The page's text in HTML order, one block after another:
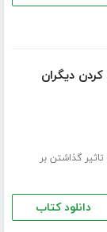
تاثیر گذاشتن بر
دانلود کتاب